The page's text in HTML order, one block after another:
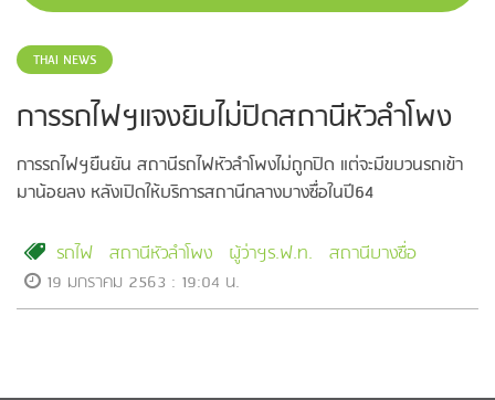
THAI NEWS
การรถไฟฯแจงยิบไม่ปิดสถานีหัวลำโพง
การรถไฟฯยืนยัน สถานีรถไฟหัวลำโพงไม่ถูกปิด แต่จะมีขบวนรถเข้า
มาน้อยลง หลังเปิดให้บริการสถานีกลางบางซื่อในปี64
รถไฟ สถานีหัวลำโพง ผู้ว่าฯร.ฟ.ท. สถานีบางซื่อ
19 มกราคม 2563 : 19:04 น.